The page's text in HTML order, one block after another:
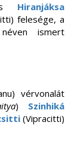
Hiranjáksa
felesége, a
ismert
vérvonalát
) Szinhiká
(Vipracitti)